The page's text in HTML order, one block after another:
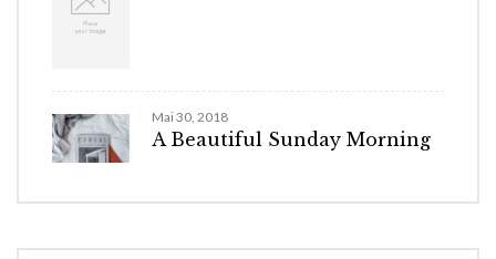
Mai 30, 2018
A Beautiful Sunday Morning